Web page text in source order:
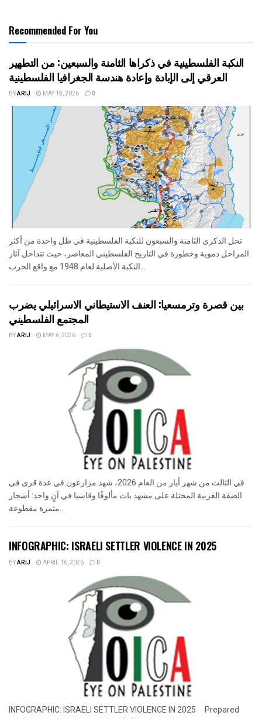
Recommended For You
النكبة الفلسطينية في ذكراها الثامنة والسبعين: من التطهير
BYARIJ MAY 18, 2026 0
تحل الذكرى الثامنة والسبعون للنكبة الفلسطينية في ظل واحدة من أكثر
المراحل دموية وخطورة في التاريخ الفلسطيني المعاصر، حيث تتداخل آثار
بين قصرة وترمسعيا: العنف الاستيطاني الاسرائيلي يضرب
المجتمع الفلسطيني
BYARIJ MAY 6, 2026 0
في الثالث من شهر أيار من العام 2026، شهد مزارعون في عدة قرى في
الضفة الغربية المحتلة على مشهد بات مألوفًا وقاسيا في آنٍ واحد: أشجار
INFOGRAPHIC: ISRAELI SETTLER VIOLENCE IN 2025
BYARIJ APRIL 16, 2026 0
INFOGRAPHIC: ISRAELI SETTLER VIOLENCE IN 2025 Prepared